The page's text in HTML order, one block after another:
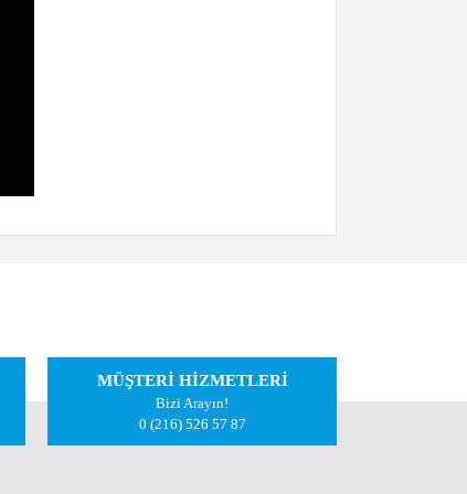
MÜŞTERİ HİZMETLERİ
Bizi Arayın!
0 (216) 526 57 87